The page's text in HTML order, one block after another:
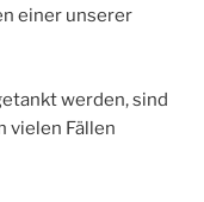
einer unserer
werden, sind
vielen Fällen